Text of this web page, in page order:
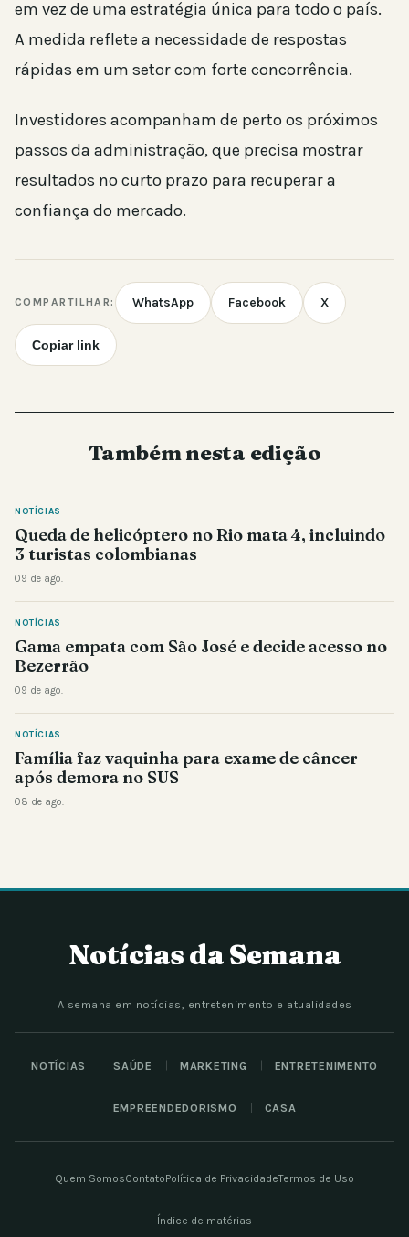
em vez de uma estratégia única para todo o país.
A medida reflete a necessidade de respostas
rápidas em um setor com forte concorrência.
Investidores acompanham de perto os próximos
passos da administração, que precisa mostrar
resultados no curto prazo para recuperar a
confiança do mercado.
COMPARTILHAR: WhatsApp Facebook X
Copiar link
Também nesta edição
NOTÍCIAS
Queda de helicóptero no Rio mata 4, incluindo
3 turistas colombianas
09 de ago.
NOTÍCIAS
Gama empata com São José e decide acesso no
Bezerrão
09 de ago.
NOTÍCIAS
Família faz vaquinha para exame de câncer
após demora no SUS
08 de ago.
Notícias da Semana
A semana em notícias, entretenimento e atualidades
NOTÍCIAS SAÚDE MARKETING ENTRETENIMENTO
EMPREENDEDORISMO CASA
Quem SomosContatoPolítica de PrivacidadeTermos de Uso
Índice de matérias